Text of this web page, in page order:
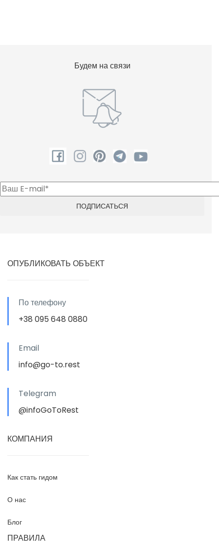
Будем на связи
ОПУБЛИКОВАТЬ ОБЪЕКТ
По телефону
+38 095 648 0880
Email
info@go-to.rest
Telegram
@infoGoToRest
КОМПАНИЯ
Как стать гидом
О нас
Блог
ПРАВИЛА